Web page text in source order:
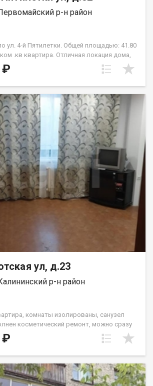
р-н район
ул. 4-й Пятилетки. Общей площадью: 41.80
.кв квартира. Отличная локация дома,
развит, в шаговой доступности
поликлиники, банки и магазины!
и транспорта, помогут удобно и
до любой точки города! Возможен обмен
Возможна продажа в рассрочку. При
сообщите номер варианта -
₽
ул, д.23
р-н район
комнаты изолированы, санузел
косметический ремонт, можно сразу
пластиковые, балкон застеклен, вся
Комфортный 2 этаж, окна выходят на
от проживающих и готова принять
Полная гарантия безопасности сделки,
ипотечного решения! Больше
₽